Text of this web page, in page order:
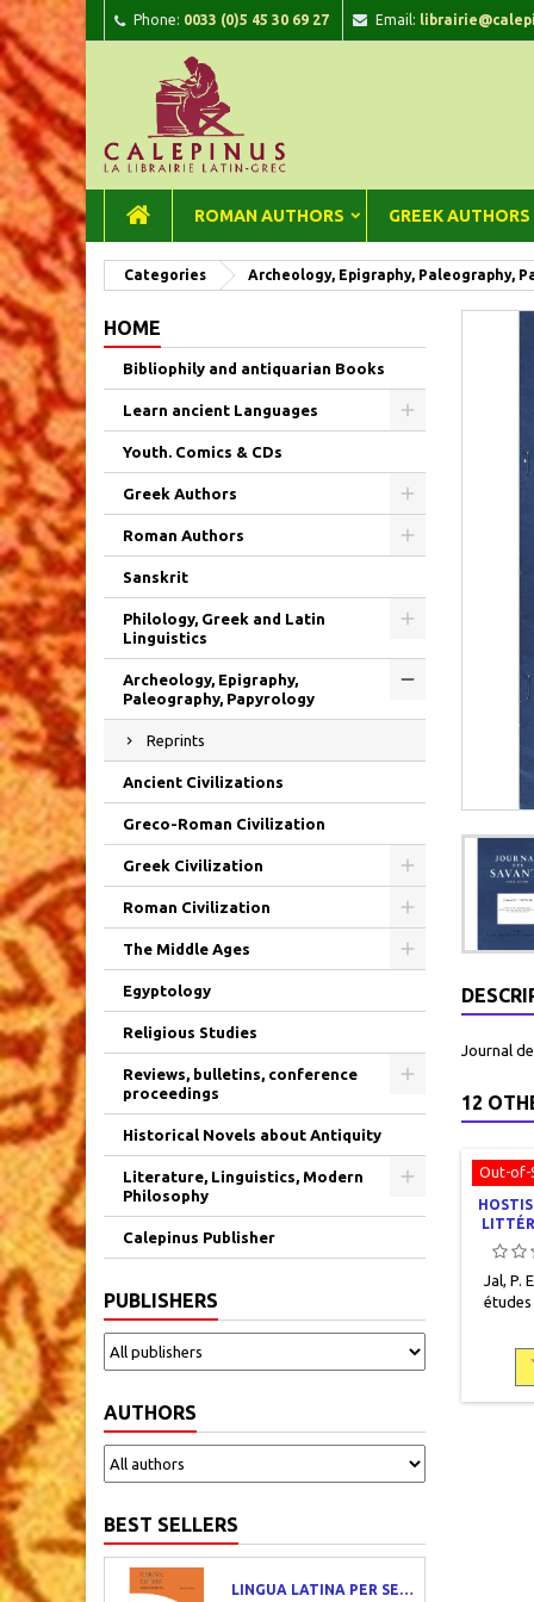
Phone: 0033 (0)5 45 30 69 27 Email:
ROMAN AUTHORS GREEK AUTHORS
Categories Archeology, Epigraphy, Paleography,
HOME
Bibliophily and antiquarian Books
Learn ancient Languages
Youth. Comics & CDs
Greek Authors
Roman Authors
Sanskrit
Philology, Greek and Latin
Linguistics
Archeology, Epigraphy,
Paleography, Papyrology
Reprints
Ancient Civilizations
Greco-Roman Civilization
Greek Civilization
Roman Civilization
The Middle Ages
Egyptology
Religious Studies
Reviews, bulletins, conference
proceedings
Historical Novels about Antiquity
Literature, Linguistics, Modern
Philosophy
Calepinus Publisher
PUBLISHERS
AUTHORS
BEST SELLERS
LINGUA LATINA PER SE ILLUSTRATA. PARS I : FAMILIA ROMANA
Journal
12
Out-of-
Jal, P.
études